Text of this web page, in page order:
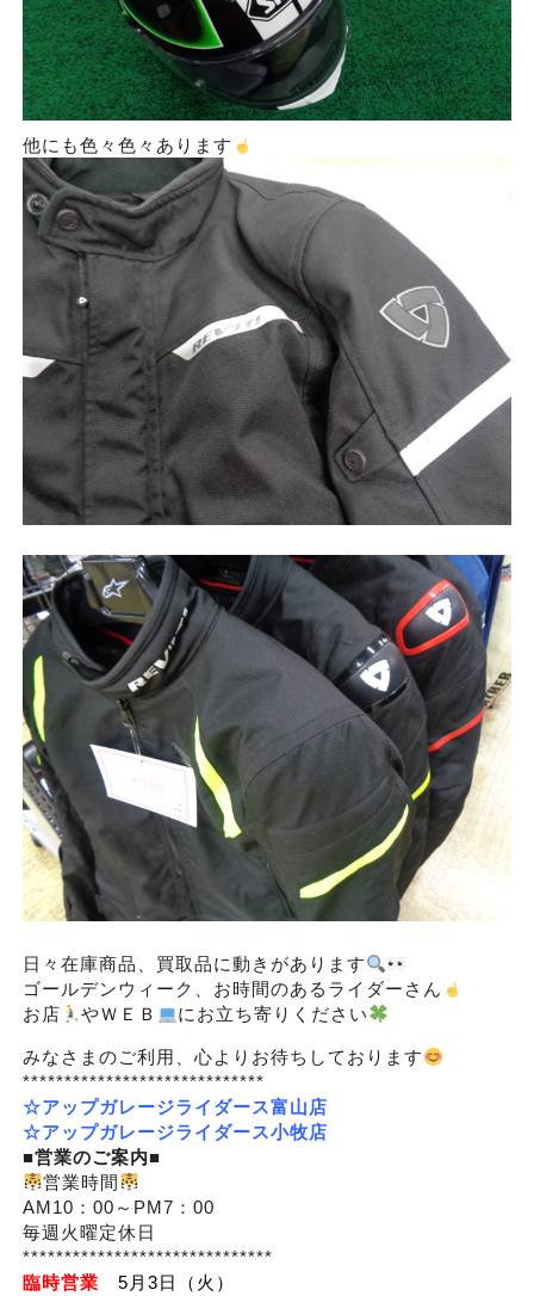
他にも色々色々あります
日々在庫商品、買取品に動きがあります
ゴールデンウィーク、お時間のあるライダーさん
お店
やＷＥＢ にお立ち寄りください
みなさまのご利用、心よりお待ちしております
*****************************
☆アップガレージライダース富山店
☆アップガレージライダース小牧店
■営業のご案内■
営業時間
AM10：00～PM7：00
毎週火曜定休日
******************************
臨時営業
5月3日（火）